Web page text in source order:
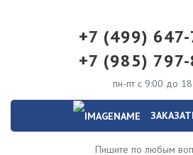
+7 (499)
+7 (985)
пн-пт с 9:00 до
Пишите по любым